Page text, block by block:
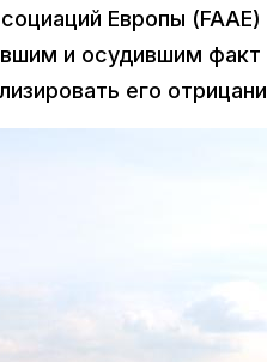
Европы
и осудившим факт
его